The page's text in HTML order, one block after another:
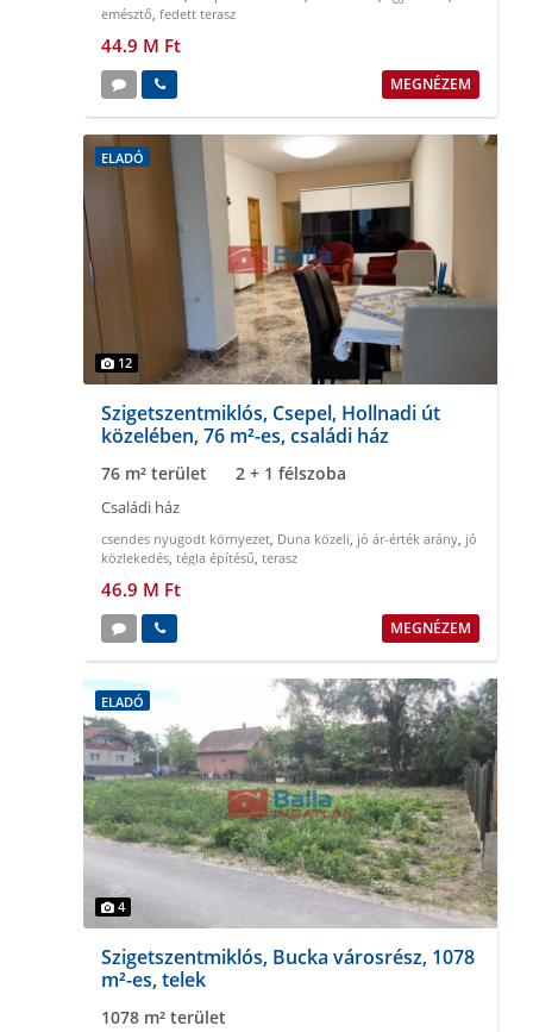
emésztő, fedett terasz
44.9 M Ft
MEGNÉZEM
ELADÓ
12
Szigetszentmiklós, Csepel, Hollnadi út
közelében, 76 m²-es, családi ház
76 m² terület 2 + 1 félszoba
Családi ház
csendes nyugodt környezet, Duna közeli, jó ár-érték arány, jó
közlekedés, tégla építésű, terasz
46.9 M Ft
MEGNÉZEM
ELADÓ
4
Szigetszentmiklós, Bucka városrész, 1078
m²-es, telek
1078 m² terület